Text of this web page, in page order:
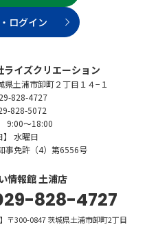
ログイン
ライズクリエーション
県土浦市卸町２丁目１４−１
828-4727
828-5072
9:00～18:00
】 水曜日
事免許（4）第6556号
情報館 土浦店
828-4727
】〒300-0847 茨城県土浦市卸町2丁目